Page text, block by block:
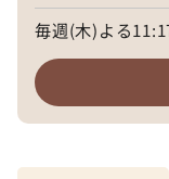
毎週(木)よる